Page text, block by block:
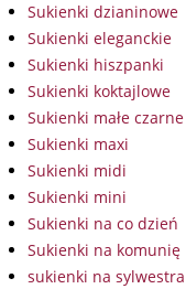
Sukienki dzianinowe
Sukienki eleganckie
Sukienki hiszpanki
Sukienki koktajlowe
Sukienki małe czarne
Sukienki maxi
Sukienki midi
Sukienki mini
Sukienki na co dzień
Sukienki na komunię
sukienki na sylwestra